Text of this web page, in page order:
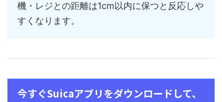
機・レジとの距離は1cm以内に保つと反応しや
すくなります。
今すぐSuicaアプリをダウンロードして、